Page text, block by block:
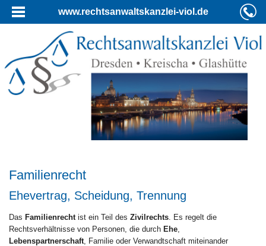
www.rechtsanwaltskanzlei-viol.de
Familienrecht
Ehevertrag, Scheidung, Trennung
Das Familienrecht ist ein Teil des Zivilrechts . Es regelt die
Rechtsverhältnisse von Personen, die durch Ehe
Lebenspartnerschaft , Familie oder Verwandtschaft miteinander